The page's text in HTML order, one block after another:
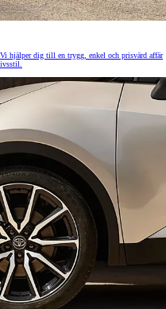
hjälper dig till en trygg, enkel och prisvärd affär